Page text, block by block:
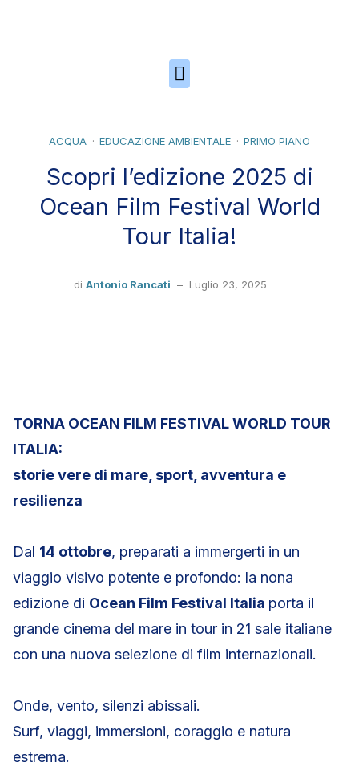
ACQUA EDUCAZIONE AMBIENTALE PRIMO PIANO
Scopri l’edizione 2025 di
Ocean Film Festival World
Tour Italia!
di Antonio Rancati – Luglio 23, 2025
TORNA OCEAN FILM FESTIVAL WORLD TOUR
ITALIA:
storie vere di mare, sport, avventura e
resilienza
Dal 14 ottobre, preparati a immergerti in un
viaggio visivo potente e profondo: la nona
edizione di Ocean Film Festival Italia porta il
grande cinema del mare in tour in 21 sale italiane
con una nuova selezione di film internazionali.
Onde, vento, silenzi abissali.
Surf, viaggi, immersioni, coraggio e natura
estrema.